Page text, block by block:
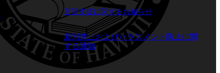
言語支援に関するお知らせ
差別禁止およびハラスメント防止に関
する通知